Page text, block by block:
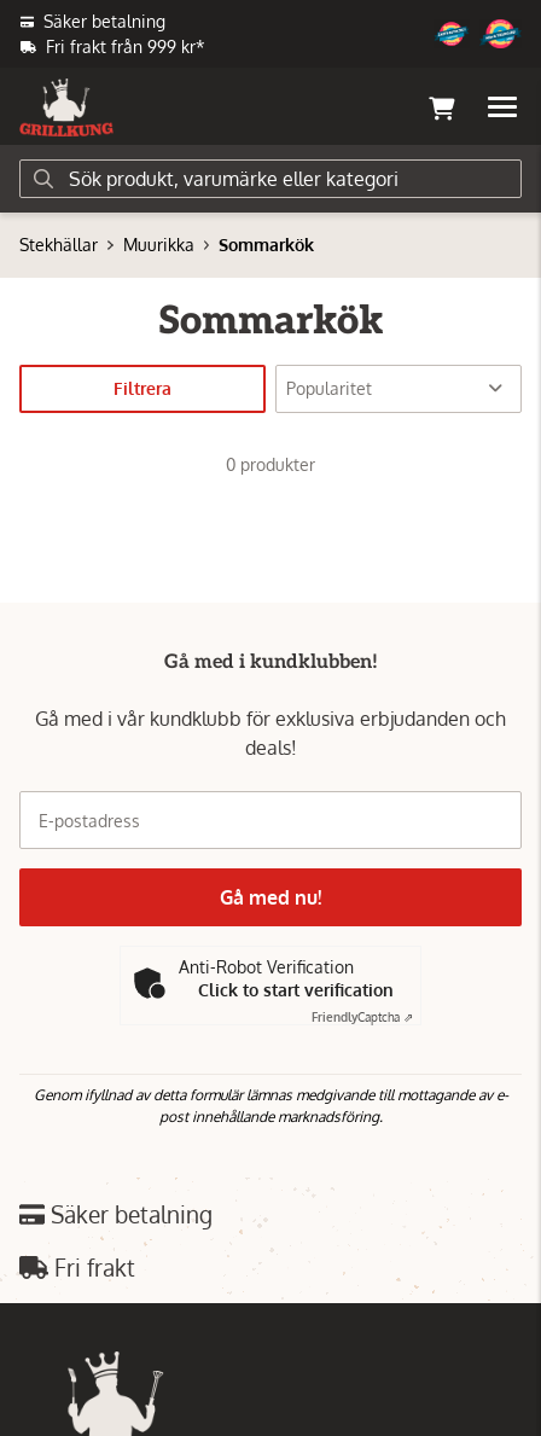
Säker betalning
Fri frakt från 999 kr*
Stekhällar Muurikka Sommarkök
Sommarkök
Filtrera
0 produkter
Gå med i kundklubben!
Gå med i vår kundklubb för exklusiva erbjudanden och
deals!
E-postadress
Gå med nu!
Anti-Robot Verification
Click to start verification
FriendlyCaptcha ⇗
Genom ifyllnad av detta formulär lämnas medgivande till mottagande av e-
post innehållande marknadsföring.
Säker betalning
Fri frakt